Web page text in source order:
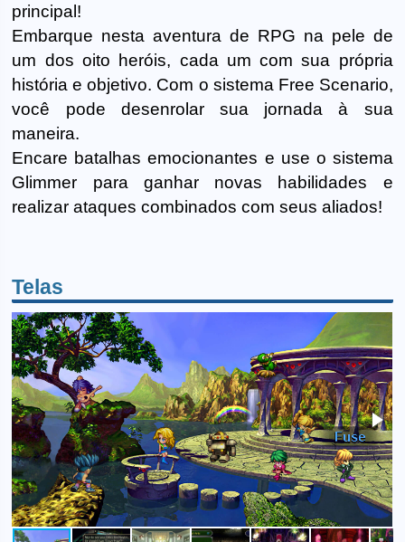
principal!
Embarque nesta aventura de RPG na pele de
um dos oito heróis, cada um com sua própria
história e objetivo. Com o sistema Free Scenario,
você pode desenrolar sua jornada à sua
maneira.
Encare batalhas emocionantes e use o sistema
Glimmer para ganhar novas habilidades e
realizar ataques combinados com seus aliados!
Telas